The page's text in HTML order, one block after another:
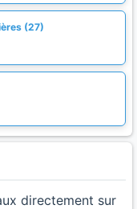
(27)
directement sur